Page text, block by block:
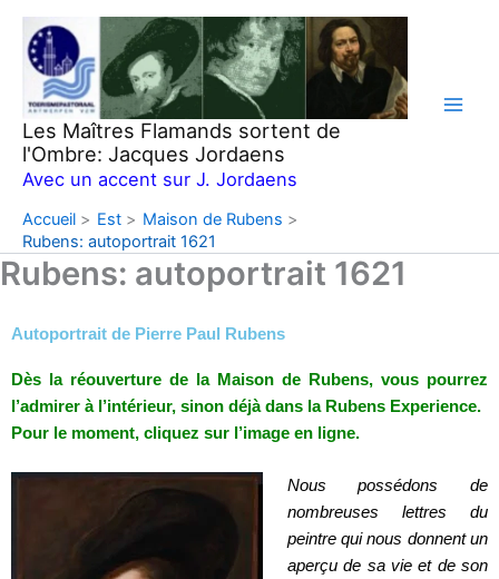
Aller
contenu
Les Maîtres Flamands sortent de
l'Ombre: Jacques Jordaens
Avec un accent sur J. Jordaens
Accueil Est
Maison de Rubens
Rubens: autoportrait 1621
Rubens: autoportrait 1621
Autoportrait de Pierre Paul Rubens
Dès la réouverture de la Maison de Rubens, vous pourrez
l’admirer à l’intérieur, sinon déjà dans la Rubens Experience.
Pour le moment, cliquez sur l’image en ligne.
Nous possédons de
nombreuses lettres du
peintre qui nous donnent un
aperçu de sa vie et de son